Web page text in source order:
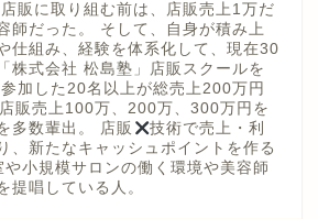
販に取り組む前は、店販売上1万だ
師だった。 そして、自身が積み上
仕組み、経験を体系化して、現在30
株式会社 松島塾」店販スクールを
加した20名以上が総売上200万円
販売上100万、200万、300万円を
多数輩出。 店販
技術で売上・利
、新たなキャッシュポイントを作る
小規模サロンの働く環境や美容師
提唱している人。